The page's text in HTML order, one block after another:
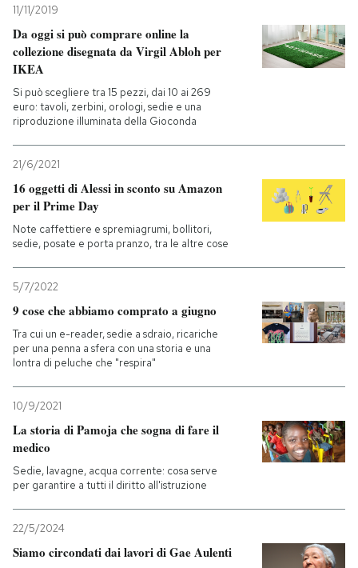
11/11/2019
Da oggi si può comprare online la
collezione disegnata da Virgil Abloh per
IKEA
Si può scegliere tra 15 pezzi, dai 10 ai 269
euro: tavoli, zerbini, orologi, sedie e una
riproduzione illuminata della Gioconda
21/6/2021
16 oggetti di Alessi in sconto su Amazon
per il Prime Day
Note caffettiere e spremiagrumi, bollitori,
sedie, posate e porta pranzo, tra le altre cose
5/7/2022
9 cose che abbiamo comprato a giugno
Tra cui un e-reader, sedie a sdraio, ricariche
per una penna a sfera con una storia e una
lontra di peluche che "respira"
10/9/2021
La storia di Pamoja che sogna di fare il
medico
Sedie, lavagne, acqua corrente: cosa serve
per garantire a tutti il diritto all'istruzione
22/5/2024
Siamo circondati dai lavori di Gae Aulenti